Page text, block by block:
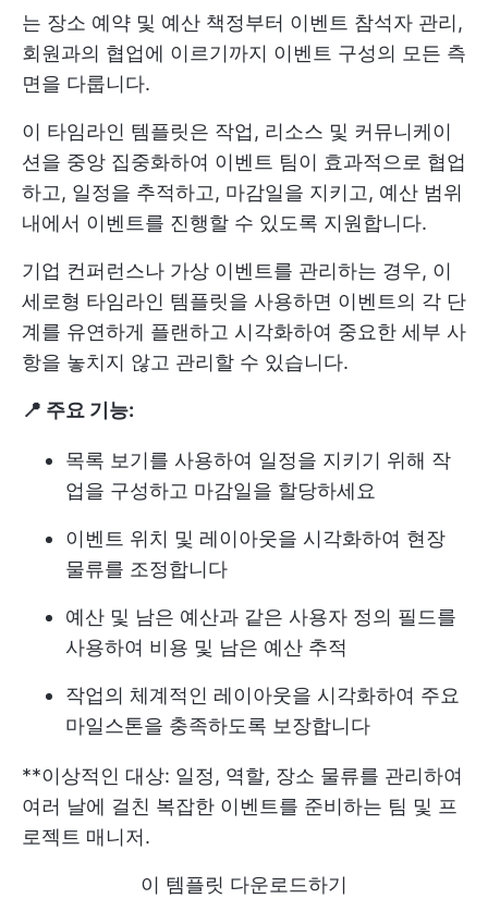
는 장소 예약 및 예산 책정부터 이벤트 참석자 관리,
회원과의 협업에 이르기까지 이벤트 구성의 모든 측
면을 다룹니다.
이 타임라인 템플릿은 작업, 리소스 및 커뮤니케이
션을 중앙 집중화하여 이벤트 팀이 효과적으로 협업
하고, 일정을 추적하고, 마감일을 지키고, 예산 범위
내에서 이벤트를 진행할 수 있도록 지원합니다.
기업 컨퍼런스나 가상 이벤트를 관리하는 경우, 이
세로형 타임라인 템플릿을 사용하면 이벤트의 각 단
계를 유연하게 플랜하고 시각화하여 중요한 세부 사
항을 놓치지 않고 관리할 수 있습니다.
📍 주요 기능:
목록 보기를 사용하여 일정을 지키기 위해 작
업을 구성하고 마감일을 할당하세요
이벤트 위치 및 레이아웃을 시각화하여 현장
물류를 조정합니다
예산 및 남은 예산과 같은 사용자 정의 필드를
사용하여 비용 및 남은 예산 추적
작업의 체계적인 레이아웃을 시각화하여 주요
마일스톤을 충족하도록 보장합니다
**이상적인 대상: 일정, 역할, 장소 물류를 관리하여
여러 날에 걸친 복잡한 이벤트를 준비하는 팀 및 프
로젝트 매니저.
이 템플릿 다운로드하기